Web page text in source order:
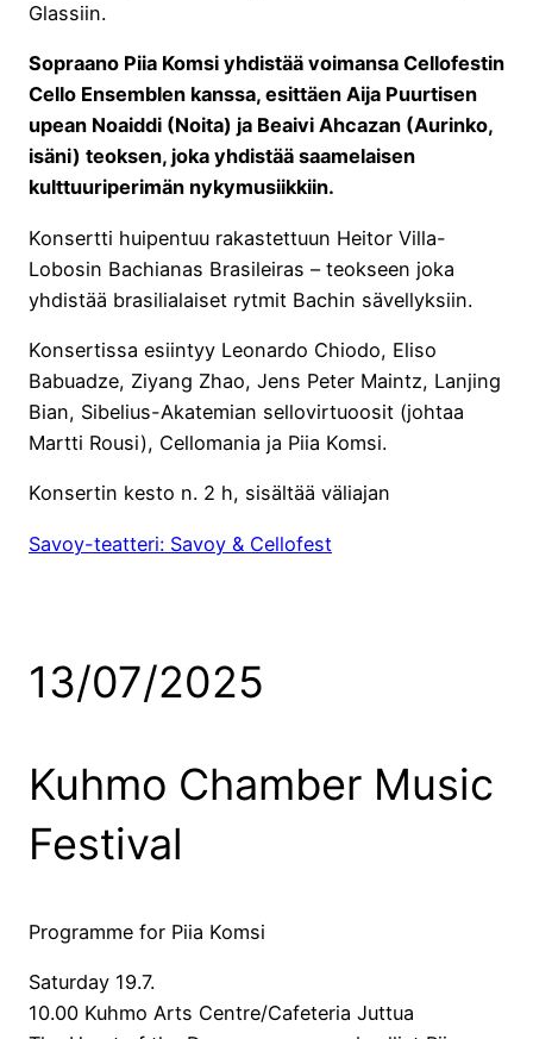
Glassiin.
Sopraano Piia Komsi yhdistää voimansa Cellofestin
Cello Ensemblen kanssa, esittäen Aija Puurtisen
upean Noaiddi (Noita) ja Beaivi Ahcazan (Aurinko,
isäni) teoksen, joka yhdistää saamelaisen
kulttuuriperimän nykymusiikkiin.
Konsertti huipentuu rakastettuun Heitor Villa-
Lobosin Bachianas Brasileiras – teokseen joka
yhdistää brasilialaiset rytmit Bachin sävellyksiin.
Konsertissa esiintyy Leonardo Chiodo, Eliso
Babuadze, Ziyang Zhao, Jens Peter Maintz, Lanjing
Bian, Sibelius-Akatemian sellovirtuoosit (johtaa
Martti Rousi), Cellomania ja Piia Komsi.
Konsertin kesto n. 2 h, sisältää väliajan
Savoy-teatteri: Savoy & Cellofest
13/07/2025
Kuhmo Chamber Music
Festival
Programme for Piia Komsi
Saturday 19.7.
10.00 Kuhmo Arts Centre/Cafeteria Juttua